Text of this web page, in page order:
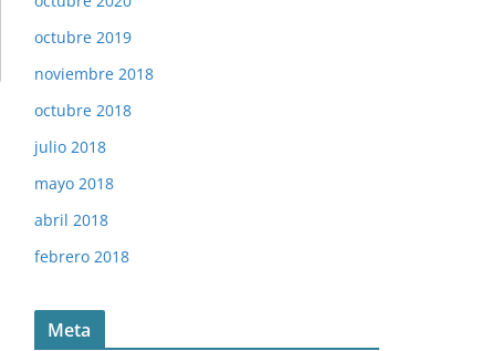
octubre 2019
noviembre 2018
octubre 2018
julio 2018
mayo 2018
abril 2018
febrero 2018
Meta